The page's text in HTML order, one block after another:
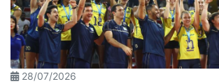
28/07/2026